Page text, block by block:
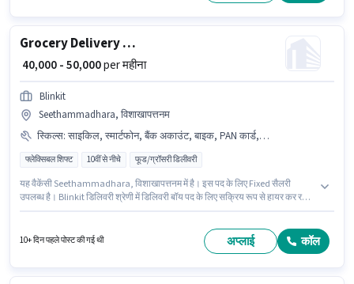
Grocery Delivery Boy
₹ 40,000 - 50,000per महीना
Blinkit
Seethammadhara, विशाखापत्तनम
स्किल्स: साइकिल, स्मार्टफोन, बैंक अकाउंट, बाइक, PAN कार्ड, आधार कार्ड
फ्लेक्सिबल शिफ्ट 10वीं से नीचे फूड/ग्रॉसरी डिलीवरी
यह वैकेंसी Seethammadhara, विशाखापत्तनम में है। इस पद के लिए Fixed सैलरी
उपलब्ध है। Blinkit डिलिवरी श्रेणी में डिलिवरी बॉय पद के लिए सक्रिय रूप से हायर कर रहा
रहेगा। इस भूमिका के लिए महत्वपूर्ण दस्तावेज़ PAN कार्ड, आधार कार्ड, बैंक अकाउंट आवश्यक
10+ दिन पहले पोस्ट की गई थी अप्लाई कॉल